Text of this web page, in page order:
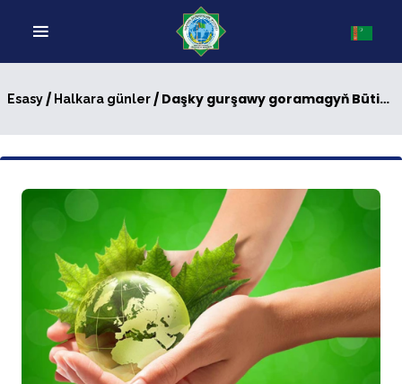
Esasy/ Halkara günler/ Daşky gurşawy goramagyň Bütindünýä güni – möhüm sene